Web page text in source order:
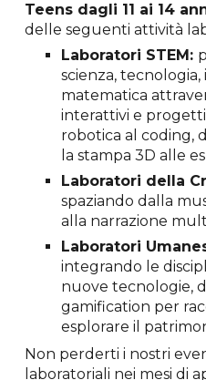
Teens dagli 11 ai 14
delle seguenti attività
Laboratori STEM:
scienza,
matematica
interattivi e
robotica al coding,
la stampa 3D alle
Laboratori della
spaziando dalla
alla narrazione
Laboratori
integrando le
nuove tecnologie,
gamification per
esplorare il
Non perderti i nostri
laboratoriali nei mesi di